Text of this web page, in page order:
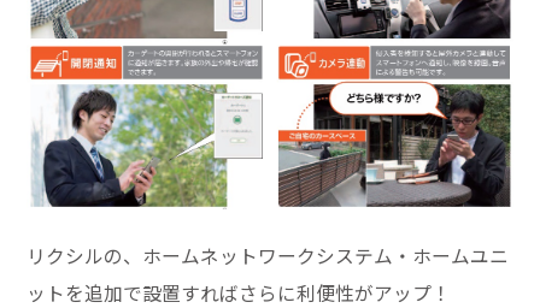
リクシルの、ホームネットワークシステム・ホームユニ
ットを追加で設置すればさらに利便性がアップ！